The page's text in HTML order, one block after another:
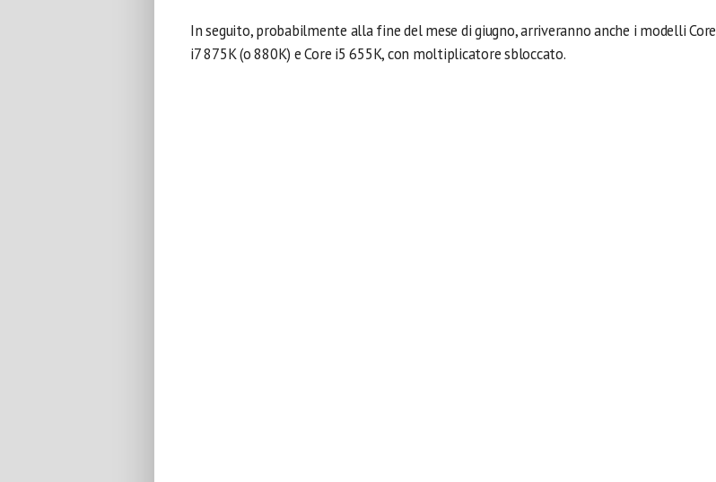
In seguito, probabilmente alla fine del mese di giugno, arriveranno anche i modelli Core
i7 875K (o 880K) e Core i5 655K, con moltiplicatore sbloccato.